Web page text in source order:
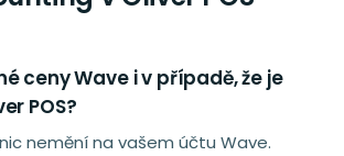
ceny Wave i v případě, že je
POS?
nic nemění na vašem účtu Wave.